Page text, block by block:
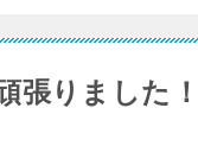
張りました